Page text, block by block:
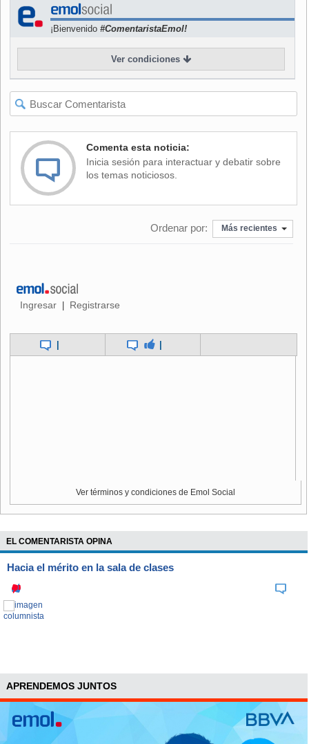
¡Bienvenido #ComentaristaEmol!
Ver condiciones
Comenta esta noticia:
Inicia sesión para interactuar y debatir sobre
los temas noticiosos.
Ordenar por: Más recientes
Ingresar Registrarse
Ver términos y condiciones de Emol Social
EL COMENTARISTA OPINA
Hacia el mérito en la sala de clases
APRENDEMOS JUNTOS